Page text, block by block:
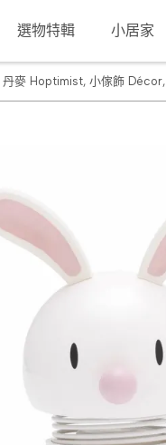
選物特輯 小居家
丹麥 Hoptimist, 小傢飾 Décor,